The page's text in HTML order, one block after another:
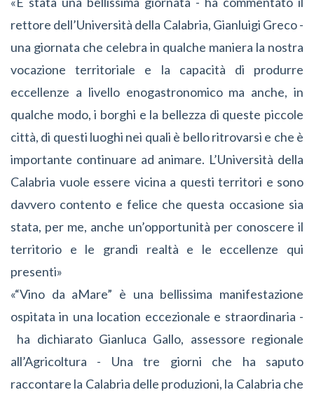
rettore dell’Università della Calabria, Gianluigi Greco -
una giornata che celebra in qualche maniera la nostra
vocazione territoriale e la capacità di produrre
eccellenze a livello enogastronomico ma anche, in
qualche modo, i borghi e la bellezza di queste piccole
città, di questi luoghi nei quali è bello ritrovarsi e che è
importante continuare ad animare. L’Università della
Calabria vuole essere vicina a questi territori e sono
davvero contento e felice che questa occasione sia
stata, per me, anche un’opportunità per conoscere il
territorio e le grandi realtà e le eccellenze qui
presenti»
«“Vino da aMare” è una bellissima manifestazione
ospitata in una location eccezionale e straordinaria -
ha dichiarato Gianluca Gallo, assessore regionale
all’Agricoltura - Una tre giorni che ha saputo
raccontare la Calabria delle produzioni, la Calabria che